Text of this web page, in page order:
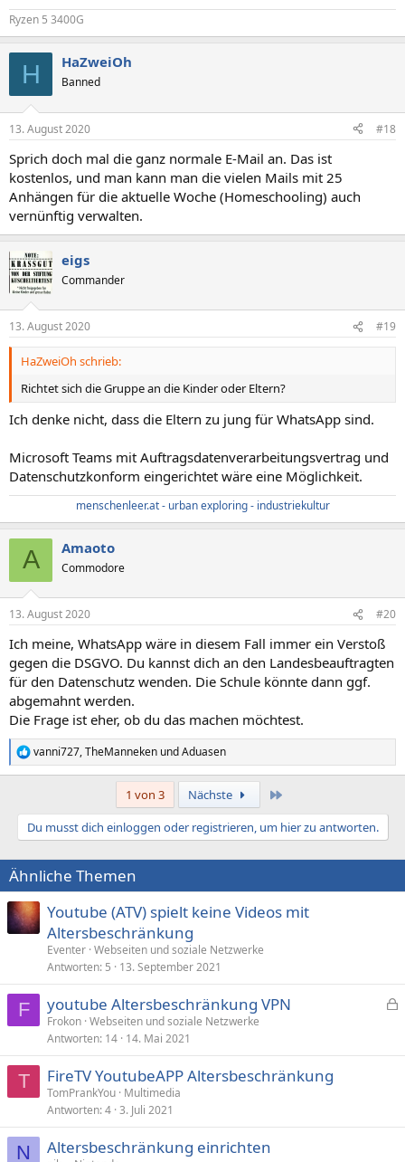
Ryzen 5 3400G
H HaZweiOh
Banned
13. August 2020 #18
Sprich doch mal die ganz normale E-Mail an. Das ist
kostenlos, und man kann man die vielen Mails mit 25
Anhängen für die aktuelle Woche (Homeschooling) auch
vernünftig verwalten.
eigs
Commander
13. August 2020 #19
HaZweiOh schrieb:
Richtet sich die Gruppe an die Kinder oder Eltern?
Ich denke nicht, dass die Eltern zu jung für WhatsApp sind.
Microsoft Teams mit Auftragsdatenverarbeitungsvertrag und
Datenschutzkonform eingerichtet wäre eine Möglichkeit.
menschenleer.at - urban exploring - industriekultur
A Amaoto
Commodore
13. August 2020 #20
Ich meine, WhatsApp wäre in diesem Fall immer ein Verstoß
gegen die DSGVO. Du kannst dich an den Landesbeauftragten
für den Datenschutz wenden. Die Schule könnte dann ggf.
abgemahnt werden.
Die Frage ist eher, ob du das machen möchtest.
R
e
t
o
n
e
n
:
vanni727,TheManneken undAduasen
1 von 3 Nächste
Du musst dich einloggen oder registrieren, um hier zu antworten.
Ähnliche Themen
Youtube (ATV) spielt keine Videos mit
Altersbeschränkung
Eventer Webseiten und soziale Netzwerke
Antworten 5 13. September 2021
F
p
youtube Altersbeschränkung VPN
Frokon Webseiten und soziale Netzwerke
Antworten 14 14. Mai 2021
T FireTV YoutubeAPP Altersbeschränkung
TomPrankYou Multimedia
Antworten 4 3. Juli 2021
N Altersbeschränkung einrichten